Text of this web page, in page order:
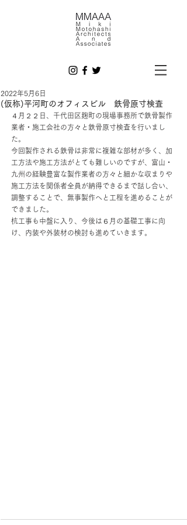
(仮称)平河町のオフィスビル 鉄骨原寸検査
2022年5月6日
４月２２日、千代田区麹町の現場事務所で鉄骨製作
業者・施工会社の方々と鉄骨原寸検査を行いまし
た。
今回製作される鉄骨は非常に複雑な部材が多く、加
工方法や施工方法がとても難しいのですが、富山・
九州の経験豊富な製作業者の方々と細かな収まりや
施工方法を関係者全員が納得できるまで話し合い、
調整することで、無事製作へと工程を進めることが
できました。
杭工事も中盤に入り、今後は６月の基礎工事に向
け、内装や外装材の検討も進めていきます。